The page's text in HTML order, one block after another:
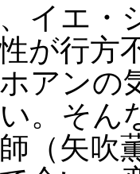
イエ・
が行方
アンの
。そん
（矢吹